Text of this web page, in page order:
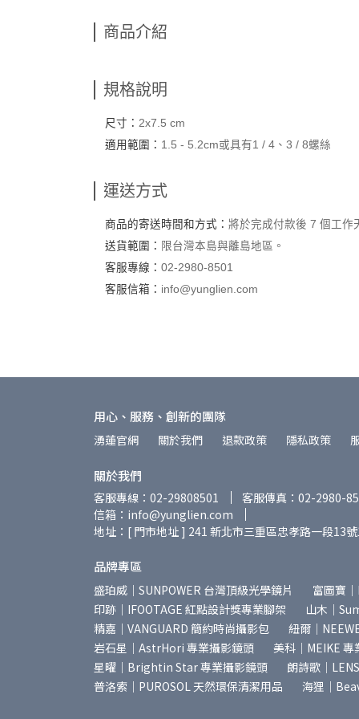
商品介紹
規格說明
尺寸： 2x7.5 cm
適用範圍： 1.5 - 5.2cm或具有1 / 4、3 / 8螺絲
運送方式
商品的寄送時間和方式： 將於完成付款後 7 個工作
送貨範圍： 限台灣本島與離島地區。
客服專線： 02-2980-8501
客服信箱： info@yunglien.com
用心、服務、創新的團隊
湧蓮官網 關於我們 退款政策 隱私政策
關於我們
客服專線：02-29808501
客服傳真：02-2980-
信箱：info@yunglien.com
地址：[ 門市地址 ] 241 新北市三重區忠孝路一段
品牌專區
盛珀威｜SUNPOWER 台灣頂級光學鏡片
富圖寶
印跡｜IFOOTAGE 紅點設計獎專業腳架
山木｜
精嘉｜VANGUARD 簡約時尚攝影包
紐爾｜
岩石星｜AstrHori 專業攝影鏡頭
美科｜MEIKE
星曜｜Brightin Star 專業攝影鏡頭
朗詩歌｜
普洛索｜PUROSOL 天然環保清潔用品
海狸｜